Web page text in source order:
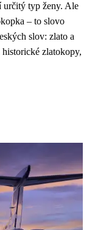
určitý typ ženy. Ale
– to slovo
slov: zlato a
zlatokopy,